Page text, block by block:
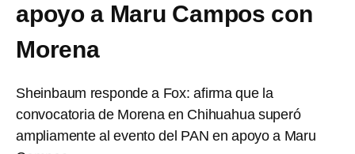
apoyo a Maru Campos con
Morena
Sheinbaum responde a Fox: afirma que la
convocatoria de Morena en Chihuahua superó
ampliamente al evento del PAN en apoyo a Maru